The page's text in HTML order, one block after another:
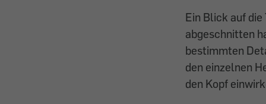
Ein Blick auf
abgeschnitten
bestimmten
den einzelnen
den Kopf